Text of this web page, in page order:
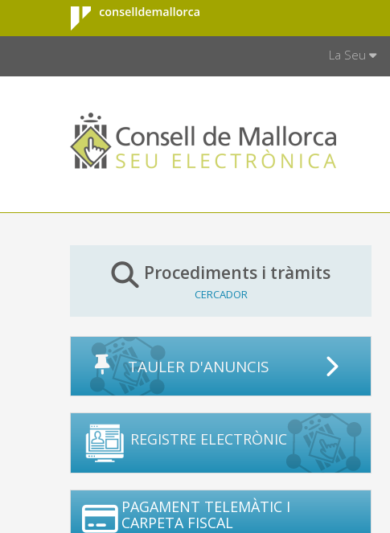
Salta al contingut principal
Consell de
Mallorca
La Seu
Procediments i tràmits
CERCADOR
TAULER D'ANUNCIS
REGISTRE ELECTRÒNIC
PAGAMENT TELEMÀTIC I
CARPETA FISCAL